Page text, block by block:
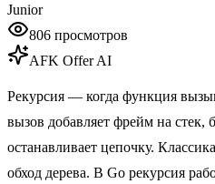
Junior
806 просмотров
AFK Offer AI
Рекурсия — когда функция
вызов добавляет фрейм на стек,
останавливает цепочку.
обход дерева. В Go рекурсия